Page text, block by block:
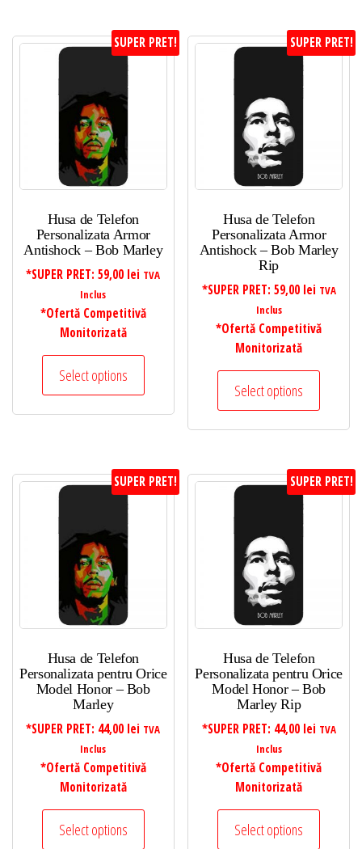
SUPER PRET!
Husa de Telefon
Personalizata Armor
Antishock – Bob Marley
*SUPER PRET:59,00 lei TVA
Inclus
*Ofertă Competitivă
Monitorizată
Select options
SUPER PRET!
Husa de Telefon
Personalizata Armor
Antishock – Bob Marley
Rip
*SUPER PRET: 59,00 lei TVA
Inclus
*Ofertă Competitivă
Monitorizată
Select options
SUPER PRET!
Husa de Telefon
Personalizata pentru Orice
Model Honor – Bob
Marley
*SUPER PRET: 44,00 lei TVA
Inclus
*Ofertă Competitivă
Monitorizată
Select options
SUPER PRET!
Husa de Telefon
Personalizata pentru Orice
Model Honor – Bob
Marley Rip
*SUPER PRET: 44,00 lei TVA
Inclus
*Ofertă Competitivă
Monitorizată
Select options